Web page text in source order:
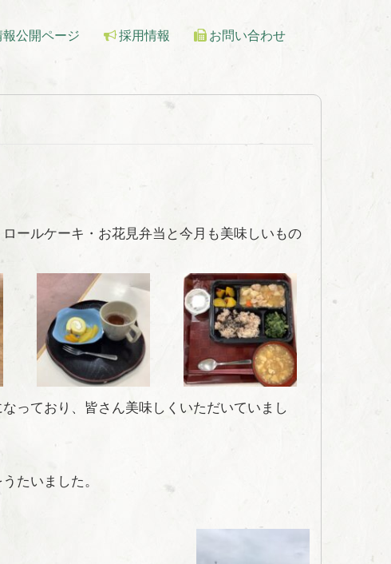
報公開ページ 採用情報 お問い合わせ
ールケーキ・お花見弁当と今月も美味しいもの
っており、皆さん美味しくいただいていまし
たいました。